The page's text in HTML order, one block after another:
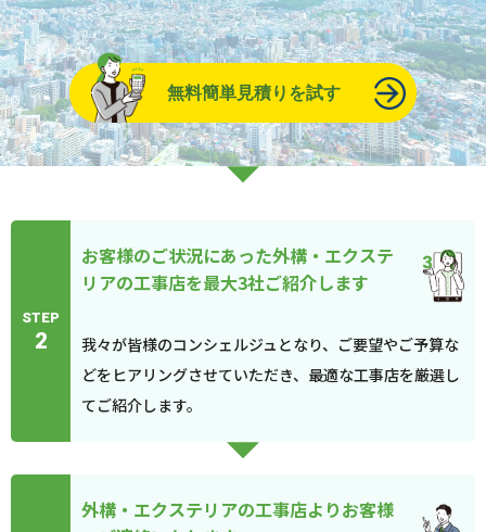
無料簡単見積りを試す
STEP
2
お客様のご状況にあった外構・エクステ
リアの工事店を最大3社ご紹介します
我々が皆様のコンシェルジュとなり、ご要望やご予算な
どをヒアリングさせていただき、最適な工事店を厳選し
てご紹介します。
外構・エクステリアの工事店よりお客様